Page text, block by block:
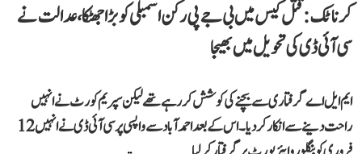
کرناٹک: قتل کیس میں بی جے پی رکن اسمبلی کو بڑا جھٹکا، عدالت نے
سی آئی ڈی کی تحویل میں بھیجا
ایم ایل اے گرفتاری سے بچنے کی کوشش کر رہے تھے لیکن سپریم کورٹ نے انہیں
راحت دینے سے انکار کر دیا۔ اس کے بعد احمد آباد سے واپسی پر سی آئی ڈی نے انہیں 12